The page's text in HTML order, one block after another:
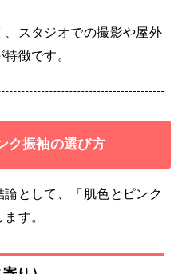
スタジオでの撮影や屋外
徴です。
ク振袖の選び方
として、「肌色とピンク
す。